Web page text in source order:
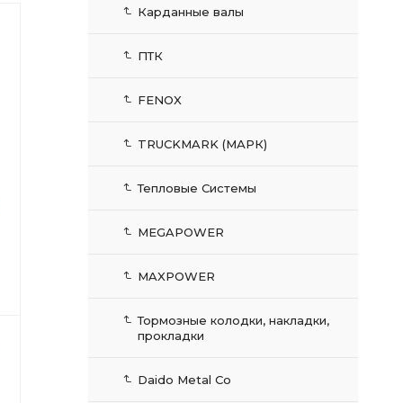
Карданные валы
ПТК
FENOX
TRUCKMARK (МАРК)
Тепловые Системы
MEGAPOWER
MAXPOWER
Тормозные колодки, накладки,
прокладки
Daido Metal Co